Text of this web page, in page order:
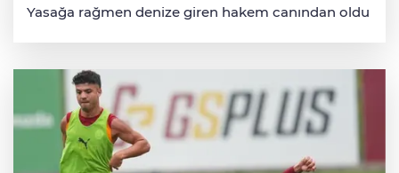
Yasağa rağmen denize giren hakem canından oldu